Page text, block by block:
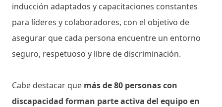
inducción adaptados y capacitaciones constantes
para líderes y colaboradores, con el objetivo de
asegurar que cada persona encuentre un entorno
seguro, respetuoso y libre de discriminación.
Cabe destacar que más de 80 personas con
discapacidad forman parte activa del equipo en